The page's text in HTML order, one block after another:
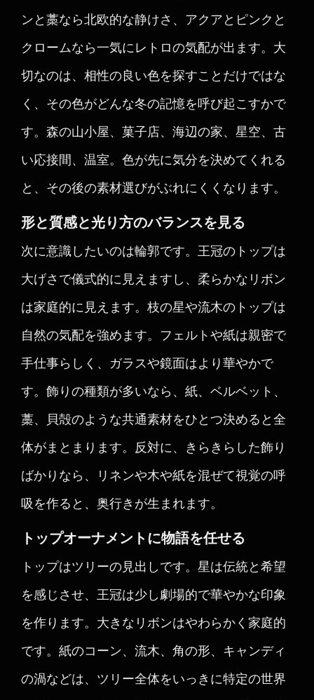
ンと藁なら北欧的な静けさ、アクアとピンクと
クロームなら一気にレトロの気配が出ます。大
切なのは、相性の良い色を探すことだけではな
く、その色がどんな冬の記憶を呼び起こすかで
す。森の山小屋、菓子店、海辺の家、星空、古
い応接間、温室。色が先に気分を決めてくれる
と、その後の素材選びがぶれにくくなります。
形と質感と光り方のバランスを見る
次に意識したいのは輪郭です。王冠のトップは
大げさで儀式的に見えますし、柔らかなリボン
は家庭的に見えます。枝の星や流木のトップは
自然の気配を強めます。フェルトや紙は親密で
手仕事らしく、ガラスや鏡面はより華やかで
す。飾りの種類が多いなら、紙、ベルベット、
藁、貝殻のような共通素材をひとつ決めると全
体がまとまります。反対に、きらきらした飾り
ばかりなら、リネンや木や紙を混ぜて視覚の呼
吸を作ると、奥行きが生まれます。
トップオーナメントに物語を任せる
トップはツリーの見出しです。星は伝統と希望
を感じさせ、王冠は少し劇場的で華やかな印象
を作ります。大きなリボンはやわらかく家庭的
です。紙のコーン、流木、角の形、キャンディ
の渦などは、ツリー全体をいっきに特定の世界